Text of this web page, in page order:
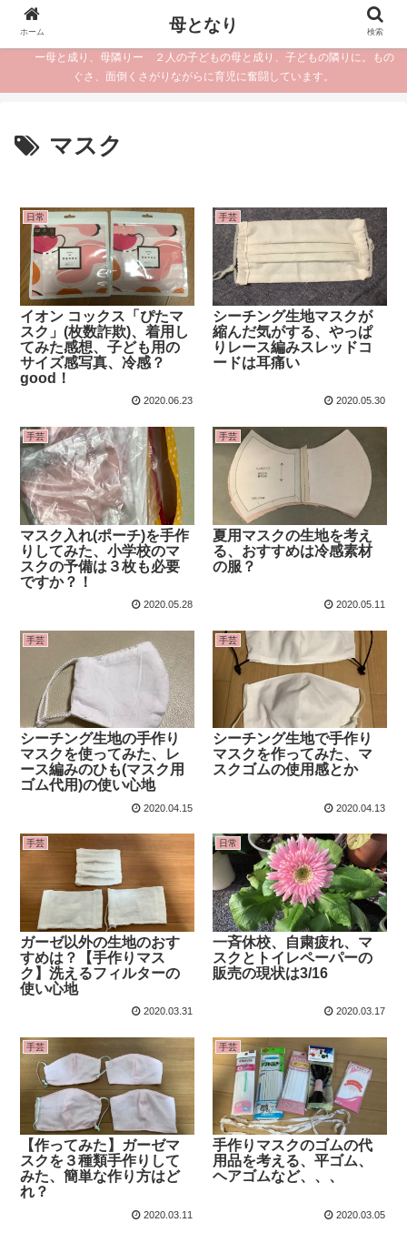
ー母と成り、母隣りー ２人の子どもの母と成り、子どもの隣りに。もの
ぐさ、面倒くさがりながらに育児に奮闘しています。
マスク
日常
イオン コックス「ぴたマ
スク」(枚数詐欺)、着用し
てみた感想、子ども用の
サイズ感写真、冷感？
good！
2020.06.23
手芸
シーチング生地マスクが
縮んだ気がする、やっぱ
りレース編みスレッドコ
ードは耳痛い
2020.05.30
手芸
マスク入れ(ポーチ)を手作
りしてみた、小学校のマ
スクの予備は３枚も必要
ですか？！
2020.05.28
手芸
夏用マスクの生地を考え
る、おすすめは冷感素材
の服？
2020.05.11
手芸
シーチング生地の手作り
マスクを使ってみた、レ
ース編みのひも(マスク用
ゴム代用)の使い心地
2020.04.15
手芸
シーチング生地で手作り
マスクを作ってみた、マ
スクゴムの使用感とか
2020.04.13
手芸
ガーゼ以外の生地のおす
すめは？【手作りマス
ク】洗えるフィルターの
使い心地
2020.03.31
日常
一斉休校、自粛疲れ、マ
スクとトイレペーパーの
販売の現状は3/16
2020.03.17
手芸
【作ってみた】ガーゼマ
スクを３種類手作りして
みた、簡単な作り方はど
れ？
2020.03.11
手芸
手作りマスクのゴムの代
用品を考える、平ゴム、
ヘアゴムなど、、、
2020.03.05
ホーム 母となり 検索